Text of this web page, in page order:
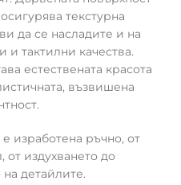
текстурна
да се насладите и на
и тактилни качества.
естествената красота
възвишена
изработена ръчно, от
от издухването до
детайлите.